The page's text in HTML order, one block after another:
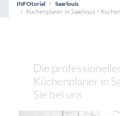
INFOtorial Saarlouis
Küchenplaner in Saarlouis •
Die
Küchenplaner in
Sie bei uns